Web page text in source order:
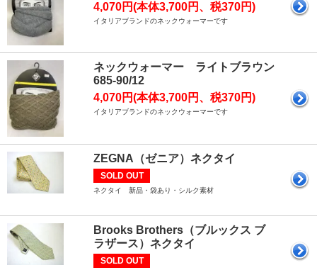
4,070円(本体3,700円、税370円)
イタリアブランドのネックウォーマーです
ネックウォーマー ライトブラウン
685-90/12
4,070円(本体3,700円、税370円)
イタリアブランドのネックウォーマーです
ZEGNA（ゼニア）ネクタイ
SOLD OUT
ネクタイ 新品・袋あり・シルク素材
Brooks Brothers（ブルックス ブ
ラザース）ネクタイ
SOLD OUT